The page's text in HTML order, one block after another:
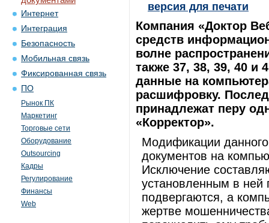
Интернет
Интеграция
Безопасность
Мобильная связь
Фиксированная связь
ПО
Рынок ПК
Маркетинг
Торговые сети
Оборудование
Outsourcing
Кадры
Регулирование
Финансы
Web
версия для печати
Компания «Доктор
средств
волне
также 37, 38, 39, 40
данные на
расшифровку.
принадлежат перу
«Корректор».
Модификации
документов на
Исключение
установленным в
подвергаются, а
жертве